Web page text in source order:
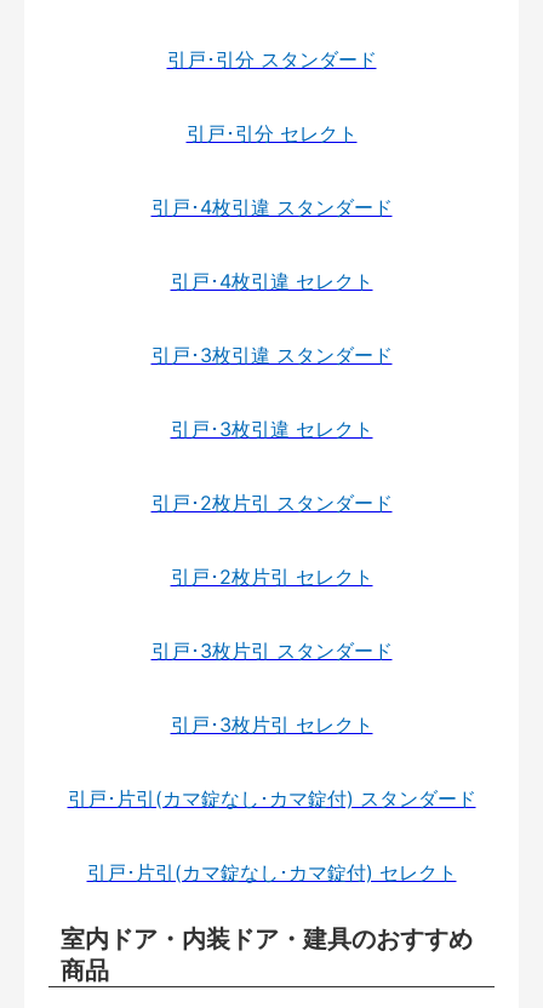
引戸･引分 スタンダード
引戸･引分 セレクト
引戸･4枚引違 スタンダード
引戸･4枚引違 セレクト
引戸･3枚引違 スタンダード
引戸･3枚引違 セレクト
引戸･2枚片引 スタンダード
引戸･2枚片引 セレクト
引戸･3枚片引 スタンダード
引戸･3枚片引 セレクト
引戸･片引(カマ錠なし･カマ錠付) スタンダード
引戸･片引(カマ錠なし･カマ錠付) セレクト
室内ドア・内装ドア・建具のおすすめ
商品